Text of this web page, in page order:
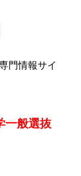
門情報サイ
一般選抜